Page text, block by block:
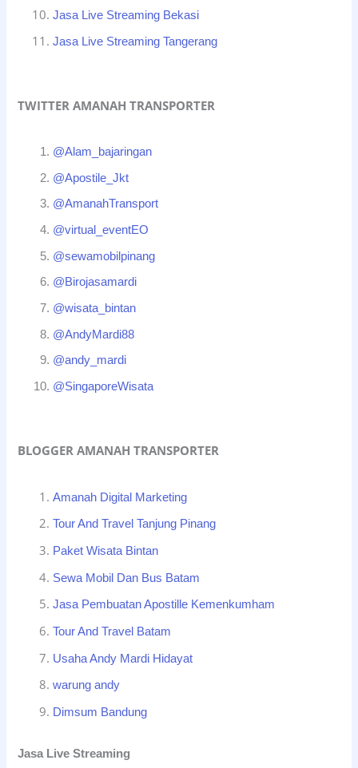
Jasa Live Streaming Bekasi
Jasa Live Streaming Tangerang
TWITTER AMANAH TRANSPORTER
@Alam_bajaringan
@Apostile_Jkt
@AmanahTransport
@virtual_eventEO
@sewamobilpinang
@Birojasamardi
@wisata_bintan
@AndyMardi88
@andy_mardi
@SingaporeWisata
BLOGGER AMANAH TRANSPORTER
Amanah Digital Marketing
Tour And Travel Tanjung Pinang
Paket Wisata Bintan
Sewa Mobil Dan Bus Batam
Jasa Pembuatan Apostille Kemenkumham
Tour And Travel Batam
Usaha Andy Mardi Hidayat
warung andy
Dimsum Bandung
Jasa Live Streaming